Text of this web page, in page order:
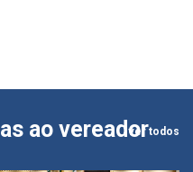
ao vereadorver todos